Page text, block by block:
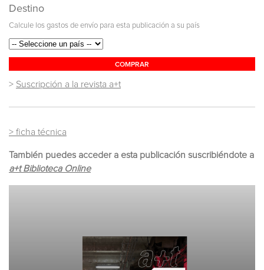
Destino
Calcule los gastos de envío para esta publicación a su país
COMPRAR
> Suscripción a la revista a+t
> ficha técnica
También puedes acceder a esta publicación suscribiéndote a
a+t Biblioteca Online